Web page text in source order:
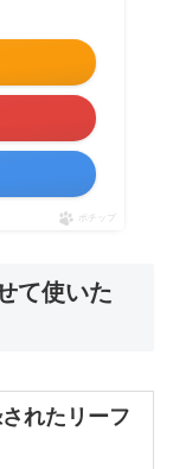
ポチップ
て使いた
れたリーフ